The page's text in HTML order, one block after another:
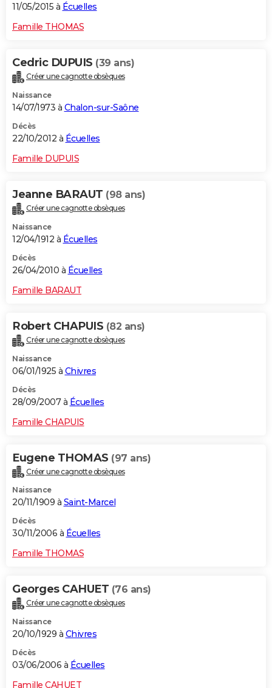
11/05/2015 à Écuelles
Famille THOMAS
Cedric DUPUIS (39 ans)
Créer une cagnotte obsèques
Naissance
14/07/1973 à Chalon-sur-Saône
Décès
22/10/2012 à Écuelles
Famille DUPUIS
Jeanne BARAUT (98 ans)
Créer une cagnotte obsèques
Naissance
12/04/1912 à Écuelles
Décès
26/04/2010 à Écuelles
Famille BARAUT
Robert CHAPUIS (82 ans)
Créer une cagnotte obsèques
Naissance
06/01/1925 à Chivres
Décès
28/09/2007 à Écuelles
Famille CHAPUIS
Eugene THOMAS (97 ans)
Créer une cagnotte obsèques
Naissance
20/11/1909 à Saint-Marcel
Décès
30/11/2006 à Écuelles
Famille THOMAS
Georges CAHUET (76 ans)
Créer une cagnotte obsèques
Naissance
20/10/1929 à Chivres
Décès
03/06/2006 à Écuelles
Famille CAHUET